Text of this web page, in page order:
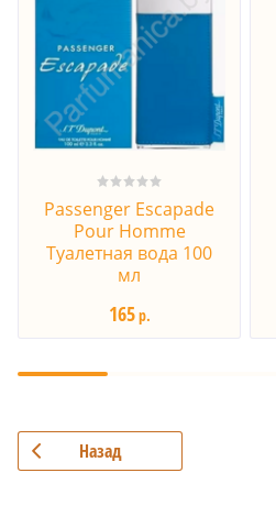
Passenger Escapade
Pour Homme
Туалетная вода 100
мл
165р.
Назад